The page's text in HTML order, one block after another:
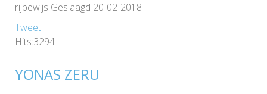
rijbewijs Geslaagd 20-02-2018
Tweet
Hits:3294
YONAS ZERU